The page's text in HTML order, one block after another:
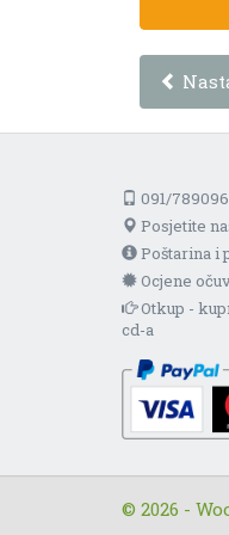
091/
Posjetite
Poštarina i
Ocjene
Otkup -
cd-a
© 2026 -